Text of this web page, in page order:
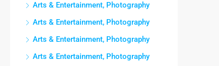
Arts & Entertainment, Photography
Arts & Entertainment, Photography
Arts & Entertainment, Photography
Arts & Entertainment, Photography